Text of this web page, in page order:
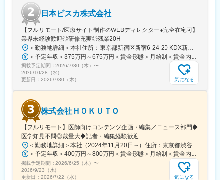
ンライン医局”として多くの医師に活用されています。
コミュニティを通じて、医師は他の専門領域の知見を得たり、診
療の選択肢を広げたりすることができ、結果的に患者さんにより
良い医療を届けることにつながっています。単なる情報共有にと
どまらず、医師同士の相互支援を通じて臨床力とモチベーション
を高める仕組みを提供している点が、当社サービスの大きな強み
となっています。
日本ビスカ株式会社
【フルリモート/医療サイト制作のWEBディレクター※完全在宅可】
業界未経験歓迎◎研修充実◎残業20H
＜勤務地詳細＞本社住所：東京都新宿区新宿6-24-20 KDX新宿6丁目ビル10F勤務地最寄駅：都営大江戸線、東京メトロ副都心線／東新宿駅受動喫煙対策：屋内全面禁煙変更の範囲：会社の定める事業所（リモートワーク含む）
＜予定年収＞375万円～675万円＜賃金形態＞月給制＜賃金内訳＞月額（基本給）：250,000円～450,000円＜月給＞250,000円～450,000円＜昇給有無＞有＜残業手当＞有＜給与補足＞■賞与：年2回※25年度実績4.08ヶ月分■昇給：年1回賃金はあくまでも目安の金額であり、選考を通じて上下する可能性があります。月給(月額)は固定手当を含めた表記です。
掲載予定期間： 2026/7/30（木） 〜
2026/10/28（水）
更新日： 2026/7/30（木） 気になる
株式会社ＨＯＫＵＴＯ
【フルリモート】医師向けコンテンツ企画・編集／ニュース部門◆
医学知見不問◎裁量大◆記者・編集経験歓迎
＜勤務地詳細＞本社（2024年11月20日～）住所：東京都渋谷区渋谷一丁目12番2 クロスオフィス渋谷311受動喫煙対策：屋内全面禁煙変更の範囲：会社の定める事業所（リモートワーク含む）
＜予定年収＞400万円～800万円＜賃金形態＞月給制＜賃金内訳＞月額（基本給）：241,565円～483,130円固定残業手当/月：91,768円～183,536円（固定残業時間45時間0分/月）超過した時間外労働の残業手当は追加支給＜月給＞333,333円～666,666円（一律手当を含む）＜昇給有無＞有＜残業手当＞有＜給与補足＞※実績やご経験、スキルを考慮し、当社規定に基づいて決定します。賃金はあくまでも目安の金額であり、選考を通じて上下する可能性があります。月給(月額)は固定手当を含めた表記です。
掲載予定期間： 2026/6/25（木） 〜
2026/9/23（水）
更新日： 2026/7/22（水） 気になる